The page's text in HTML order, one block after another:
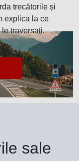
trecătorile și
explica la ce
traversați.
sale